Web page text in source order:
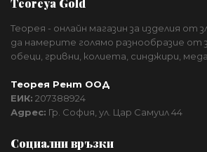
Teoreya Gold
Теорея - онлайн магазин за изделия от
да намерите голямо разнообразие от
обеци, гривни, колиета, синджири,
Теорея Рент ООД
ЕИК: 207388924
Адрес: Гр. София, ул. Цар Самуил 44
Социални връзки